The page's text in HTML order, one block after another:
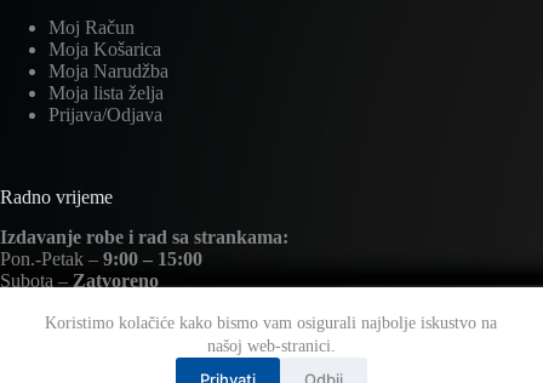
Koristimo kolačiće kako bismo vam osigurali najbolje iskustvo na
našoj web-stranici.
Prihvati Odbij
Moj Račun
Moja Košarica
Moja Narudžba
Moja lista želja
Prijava/Odjava
Radno vrijeme
Izdavanje robe i rad sa strankama:
Pon.-Petak – 9:00 – 15:00
Subota – Zatvoreno